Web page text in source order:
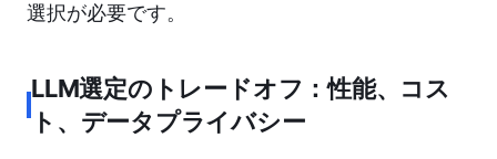
選択が必要です。
LLM選定のトレードオフ：性能、コス
ト、データプライバシー